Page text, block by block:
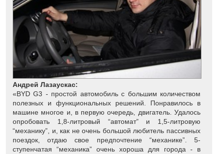
Андрей Лазаускас:
«BYD G3 - простой автомобиль с большим количеством
полезных и функциональных решений. Понравилось в
машине многое и, в первую очередь, двигатель. Удалось
опробовать 1,8-литровый “автомат” и 1,5-литровую
“механику”, и, как не очень большой любитель пассивных
поездок, отдаю свое предпочтение “механике”. 5-
ступенчатая “механика” очень хороша для города - в